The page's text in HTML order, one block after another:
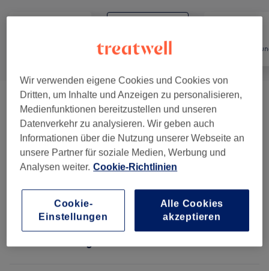
Nägel
Maniküre (2) ab 20 €
Pediküre (2) ab 36 €
Nagelmodellage Mit UV-Gel (2)
Ablösen (3) ab 24 €
Wir verwenden eigene Cookies und Cookies von
Dritten, um Inhalte und Anzeigen zu personalisieren,
Medienfunktionen bereitzustellen und unseren
Datenverkehr zu analysieren. Wir geben auch
Informationen über die Nutzung unserer Webseite an
unsere Partner für soziale Medien, Werbung und
Analysen weiter. Cookie-Richtlinien
Cookie-
Einstellungen
Alle Cookies
akzeptieren